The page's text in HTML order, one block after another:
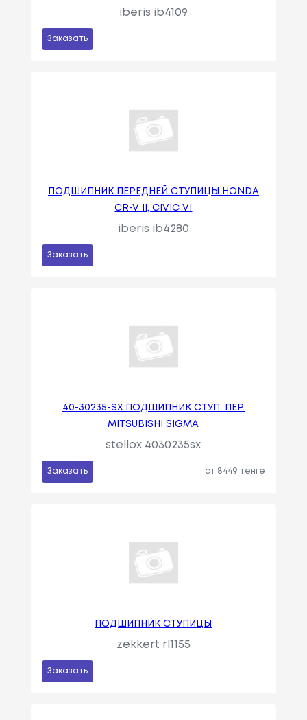
iberis ib4109
Заказать
ПОДШИПНИК ПЕРЕДНЕЙ СТУПИЦЫ HONDA
CR-V II, CIVIC VI
iberis ib4280
Заказать
40-30235-SX ПОДШИПНИК СТУП. ПЕР.
MITSUBISHI SIGMA
stellox 4030235sx
Заказать от 8449 тенге
ПОДШИПНИК СТУПИЦЫ
zekkert rl1155
Заказать